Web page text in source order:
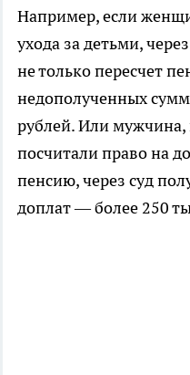
Например, если
ухода за детьми,
не только пересчет
недополученных
рублей. Или мужчина,
посчитали право на
пенсию, через суд
доплат — более 250